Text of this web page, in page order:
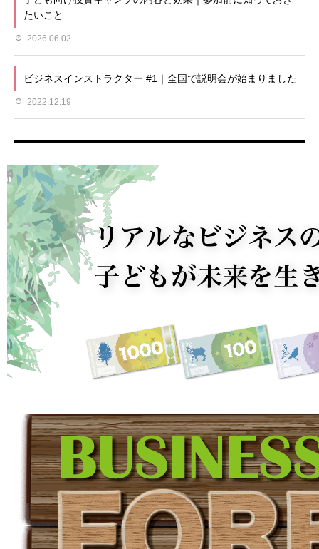
たいこと
2026.06.02
ビジネスインストラクター #1｜全国で説明会が始まりました
2022.12.19